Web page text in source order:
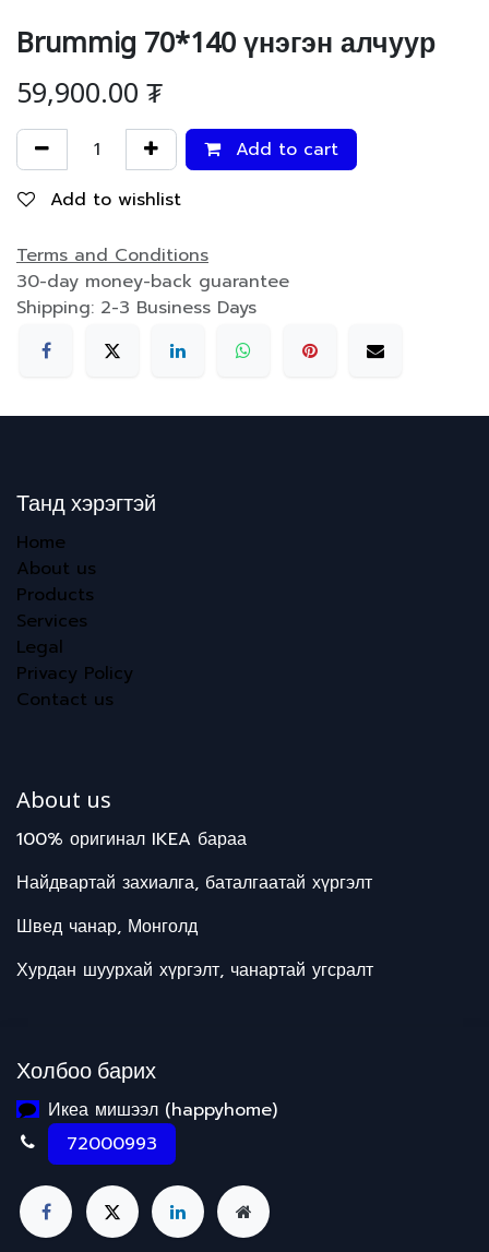
Brummig 70*140 үнэгэн алчуур
59,900.00₮
Add to cart
Add to wishlist
Terms and Conditions
30-day money-back guarantee
Shipping: 2-3 Business Days
Танд хэрэгтэй
Home
About us
Products
Services
Legal
Privacy Policy
Contact us
About us
100% оригинал IKEA бараа
Найдвартай захиалга, баталгаатай хүргэлт
Швед чанар, Монголд
Хурдан шуурхай хүргэлт, чанартай угсралт
Холбоо барих
Икеа мишээл (happyhome)
72000993